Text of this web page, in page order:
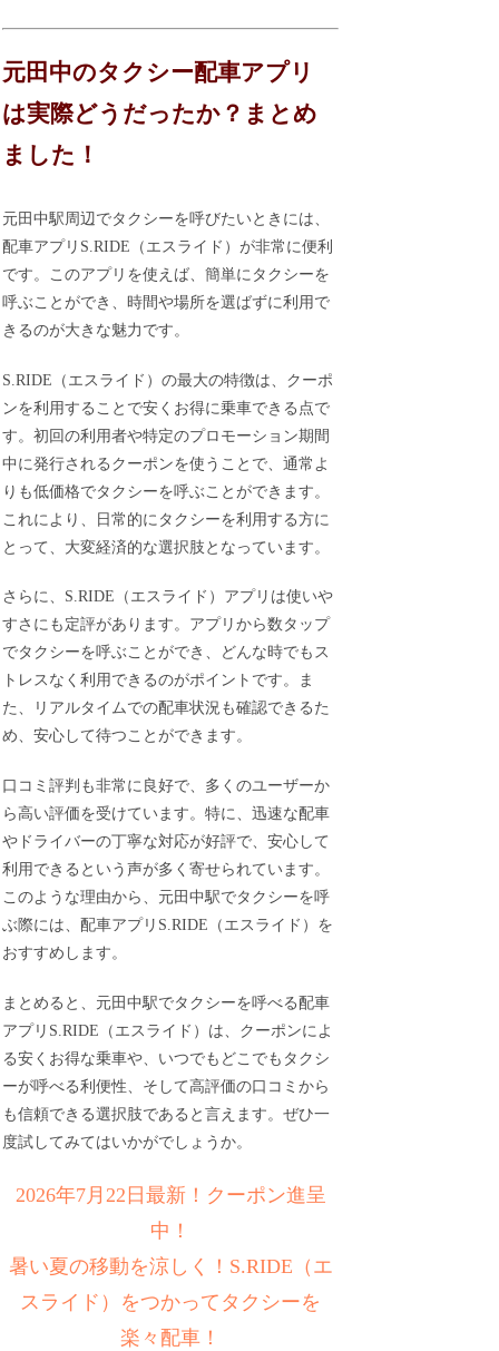
元田中のタクシー配車アプリ
は実際どうだったか？まとめ
ました！
元田中駅周辺でタクシーを呼びたいときには、
配車アプリS.RIDE（エスライド）が非常に便利
です。このアプリを使えば、簡単にタクシーを
呼ぶことができ、時間や場所を選ばずに利用で
きるのが大きな魅力です。
S.RIDE（エスライド）の最大の特徴は、クーポ
ンを利用することで安くお得に乗車できる点で
す。初回の利用者や特定のプロモーション期間
中に発行されるクーポンを使うことで、通常よ
りも低価格でタクシーを呼ぶことができます。
これにより、日常的にタクシーを利用する方に
とって、大変経済的な選択肢となっています。
さらに、S.RIDE（エスライド）アプリは使いや
すさにも定評があります。アプリから数タップ
でタクシーを呼ぶことができ、どんな時でもス
トレスなく利用できるのがポイントです。ま
た、リアルタイムでの配車状況も確認できるた
め、安心して待つことができます。
口コミ評判も非常に良好で、多くのユーザーか
ら高い評価を受けています。特に、迅速な配車
やドライバーの丁寧な対応が好評で、安心して
利用できるという声が多く寄せられています。
このような理由から、元田中駅でタクシーを呼
ぶ際には、配車アプリS.RIDE（エスライド）を
おすすめします。
まとめると、元田中駅でタクシーを呼べる配車
アプリS.RIDE（エスライド）は、クーポンによ
る安くお得な乗車や、いつでもどこでもタクシ
ーが呼べる利便性、そして高評価の口コミから
も信頼できる選択肢であると言えます。ぜひ一
度試してみてはいかがでしょうか。
2026年7月22日最新！クーポン進呈
中！
暑い夏の移動を涼しく！S.RIDE（エ
スライド）をつかってタクシーを
楽々配車！